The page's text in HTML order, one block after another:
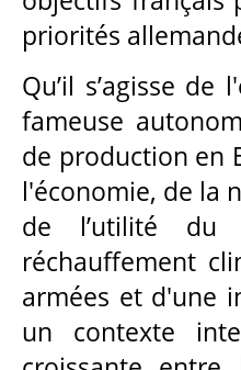
priorités
Qu’il s’agisse
fameuse
de production en
l'économie, de la
de l’utilité du
réchauffement
armées et d'une
un contexte